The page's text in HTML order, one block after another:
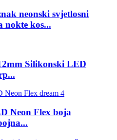
neonski svjetlosni
nokte kos...
Silikonski LED
Neon Flex boja